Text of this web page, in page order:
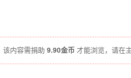
该内容需捐助 9.90金币 才能浏览，请在